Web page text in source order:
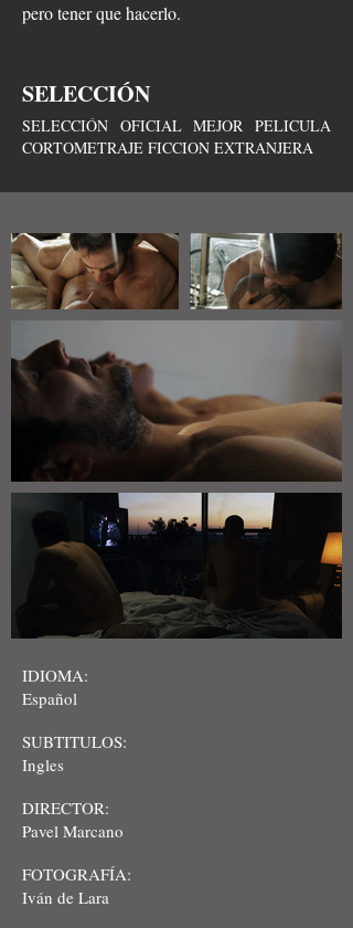
pero tener que hacerlo.
SELECCIÓN
SELECCIÓN OFICIAL MEJOR PELICULA
CORTOMETRAJE FICCION EXTRANJERA
IDIOMA:
Español
SUBTITULOS:
Ingles
DIRECTOR:
Pavel Marcano
FOTOGRAFÍA:
Iván de Lara